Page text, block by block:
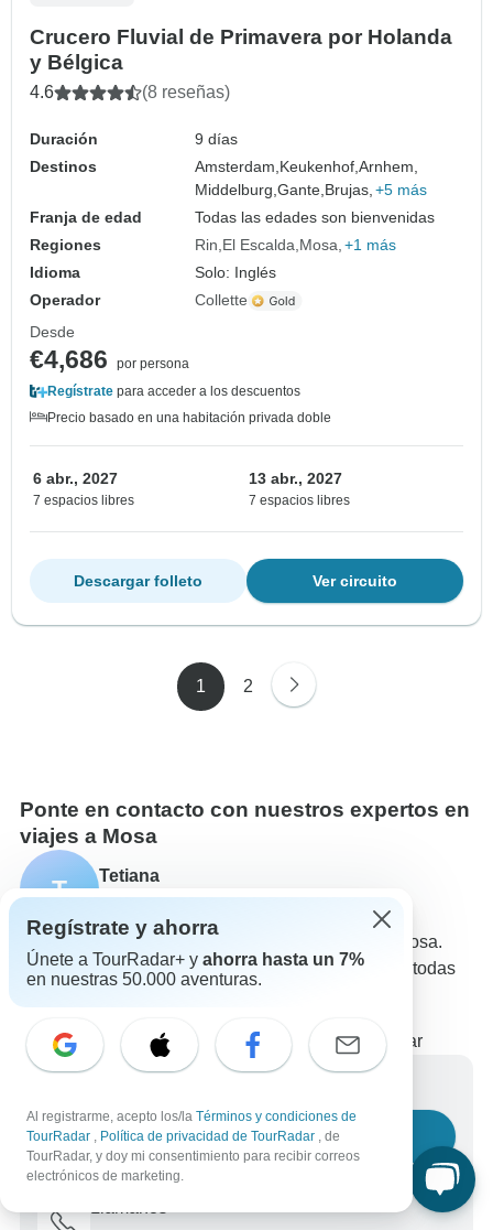
Crucero Fluvial de Primavera por Holanda
y Bélgica
4.6 (8 reseñas)
Duración
9 días
Destinos
Amsterdam,Keukenhof,Arnhem,
Middelburg,Gante,Brujas, +5 más
Franja de edad
Todas las edades son bienvenidas
Regiones
Rin El Escalda Mosa +1 más
Idioma
Solo: Inglés
Operador
Collette
Desde
€4,686
por persona
Regístrate para acceder a los descuentos
Precio basado en una habitación privada doble
6 abr., 2027
7 espacios libres
13 abr., 2027
7 espacios libres
Ver circuito
Descargar folleto
1 2
Ponte en contacto con nuestros expertos en
viajes a Mosa
T Tetiana
Experto en Mosa de TourRadar
Tetiana es uno de nuestros expertos en viajes a Mosa.
¡Ponte en contacto con nosotros para responder a todas
23 reseñas verificadas de clientes de TourRadar
Haznos una pregunta
Regístrate y ahorra
Únete a TourRadar+ y ahorra hasta un 7%
en nuestras 50.000 aventuras.
Al registrarme, acepto los/la Términos y condiciones de
TourRadar , Política de privacidad de TourRadar , de
TourRadar, y doy mi consentimiento para recibir correos
electrónicos de marketing.